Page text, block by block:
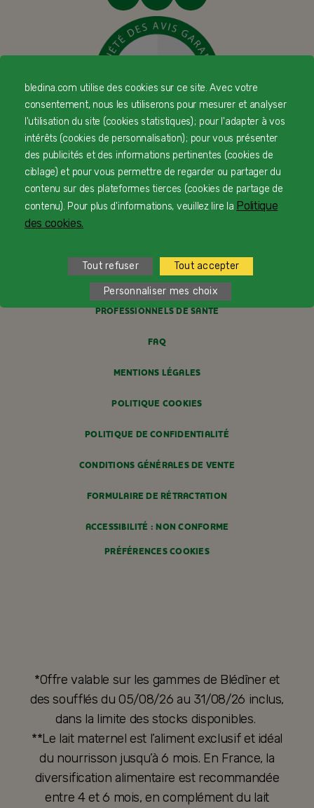
© Copyright Blédina 2025. Tous droits réservés
PAIEMENT SÉCURISÉ
PROFESSIONNELS DE SANTÉ
FAQ
MENTIONS LÉGALES
POLITIQUE COOKIES
POLITIQUE DE CONFIDENTIALITÉ
CONDITIONS GÉNÉRALES DE VENTE
FORMULAIRE DE RÉTRACTATION
ACCESSIBILITÉ : NON CONFORME
PRÉFÉRENCES COOKIES
*Offre valable sur les gammes de Blédîner et
des soufflés du 05/08/26 au 31/08/26 inclus,
dans la limite des stocks disponibles.
**Le lait maternel est l’aliment exclusif et idéal
du nourrisson jusqu’à 6 mois. En France, la
diversification alimentaire est recommandée
entre 4 et 6 mois, en complément du lait
bledina.com utilise des cookies sur ce site. Avec votre
consentement, nous les utiliserons pour mesurer et analyser
l'utilisation du site (cookies statistiques) ; pour l'adapter à vos
intérêts (cookies de personnalisation) ; pour vous présenter
des publicités et des informations pertinentes (cookies de
ciblage) et pour vous permettre de regarder ou partager du
contenu sur des plateformes tierces (cookies de partage de
contenu). Pour plus d'informations, veuillez lire la Politique
des cookies.
Tout refuser Tout accepter
Personnaliser mes choix